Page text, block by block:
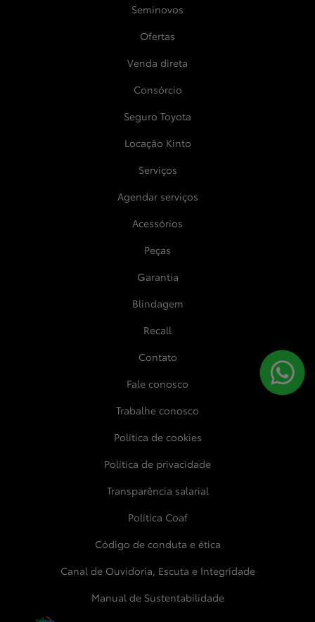
Seminovos
Ofertas
Venda direta
Consórcio
Seguro Toyota
Locação Kinto
Serviços
Agendar serviços
Acessórios
Peças
Garantia
Blindagem
Recall
Contato
Fale conosco
Trabalhe conosco
Política de cookies
Política de privacidade
Transparência salarial
Política Coaf
Código de conduta e ética
Canal de Ouvidoria, Escuta e Integridade
Manual de Sustentabilidade